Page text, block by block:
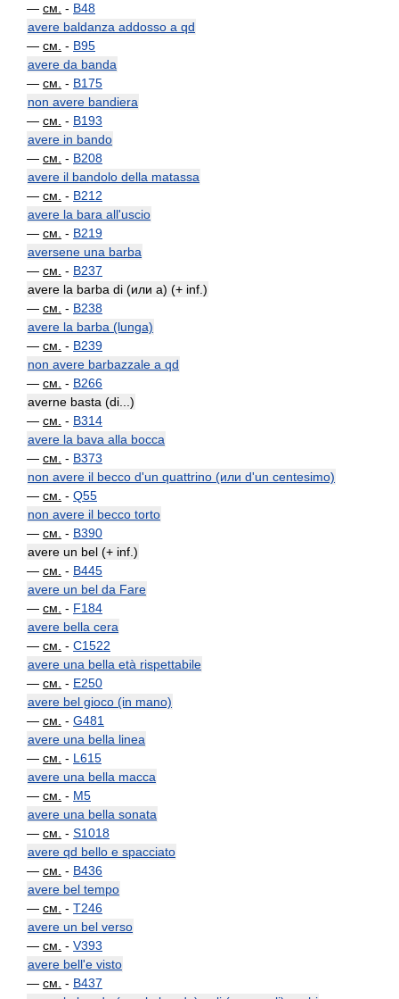
— см. - B48
avere baldanza addosso a qd
— см. - B95
avere da banda
— см. - B175
non avere bandiera
— см. - B193
avere in bando
— см. - B208
avere il bandolo della matassa
— см. - B212
avere la bara all'uscio
— см. - B219
aversene una barba
— см. - B237
avere la barba di (или a) (+ inf.)
— см. - B238
avere la barba (lunga)
— см. - B239
non avere barbazzale a qd
— см. - B266
averne basta (di...)
— см. - B314
avere la bava alla bocca
— см. - B373
non avere il becco d'un quattrino (или d'un centesimo)
— см. - Q55
non avere il becco torto
— см. - B390
avere un bel (+ inf.)
— см. - B445
avere un bel da Fare
— см. - F184
avere bella cera
— см. - C1522
avere una bella età rispettabile
— см. - E250
avere bel gioco (in mano)
— см. - G481
avere una bella linea
— см. - L615
avere una bella macca
— см. - M5
avere una bella sonata
— см. - S1018
avere qd bello e spacciato
— см. - B436
avere bel tempo
— см. - T246
avere un bel verso
— см. - V393
avere bell'e visto
— см. - B437